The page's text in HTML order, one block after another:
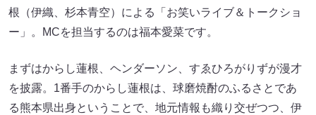
根（伊織、杉本青空）による「お笑いライブ＆トークショ
ー」。MCを担当するのは福本愛菜です。
まずはからし蓮根、ヘンダーソン、すゑひろがりずが漫才
を披露。1番手のからし蓮根は、球磨焼酎のふるさとであ
る熊本県出身ということで、地元情報も織り交ぜつつ、伊